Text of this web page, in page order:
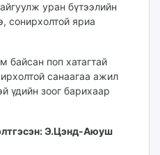
уран бүтээлийн
сонирхолтой яриа
байсан поп хатагтай
санаагаа ажил
үдийн зоог барихаар
Э.Цэнд-Аюуш